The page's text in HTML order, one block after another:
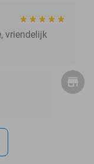
vriendelijk